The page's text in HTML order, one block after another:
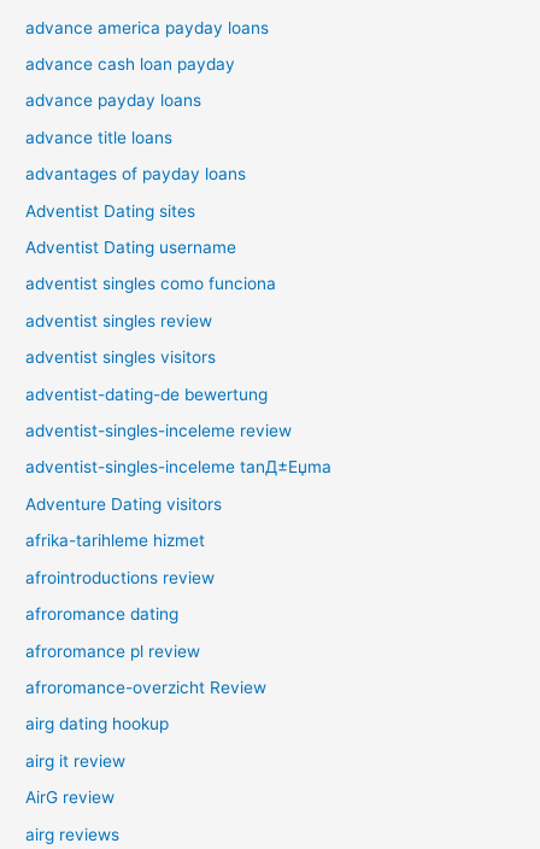
advance america payday loans
advance cash loan payday
advance payday loans
advance title loans
advantages of payday loans
Adventist Dating sites
Adventist Dating username
adventist singles como funciona
adventist singles review
adventist singles visitors
adventist-dating-de bewertung
adventist-singles-inceleme review
adventist-singles-inceleme tanД±Еџma
Adventure Dating visitors
afrika-tarihleme hizmet
afrointroductions review
afroromance dating
afroromance pl review
afroromance-overzicht Review
airg dating hookup
airg it review
AirG review
airg reviews